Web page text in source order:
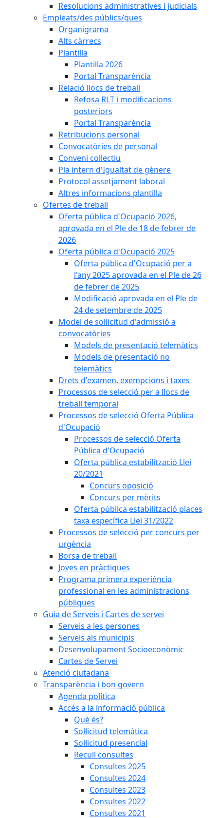
Resolucions administratives i judicials
Empleats/des públics/ques
Organigrama
Alts càrrecs
Plantilla
Plantilla 2026
Portal Transparència
Relació llocs de treball
Refosa RLT i modificacions
posteriors
Portal Transparència
Retribucions personal
Convocatòries de personal
Conveni col·lectiu
Pla intern d'Igualtat de gènere
Protocol assetjament laboral
Altres informacions plantilla
Ofertes de treball
Oferta pública d'Ocupació 2026,
aprovada en el Ple de 18 de febrer de
2026
Oferta pública d'Ocupació 2025
Oferta pública d'Ocupació per a
l'any 2025 aprovada en el Ple de 26
de febrer de 2025
Modificació aprovada en el Ple de
24 de setembre de 2025
Model de sol·licitud d'admissió a
convocatòries
Models de presentació telemàtics
Models de presentació no
telemàtics
Drets d'examen, exempcions i taxes
Processos de selecció per a llocs de
treball temporal
Processos de selecció Oferta Pública
d'Ocupació
Processos de selecció Oferta
Pública d'Ocupació
Oferta pública estabilització Llei
20/2021
Concurs oposició
Concurs per mèrits
Oferta pública estabilització places
taxa específica Llei 31/2022
Processos de selecció per concurs per
urgència
Borsa de treball
Joves en pràctiques
Programa primera experiència
professional en les administracions
públiques
Guia de Serveis i Cartes de servei
Serveis a les persones
Serveis als municipis
Desenvolupament Socioeconòmic
Cartes de Servei
Atenció ciutadana
Transparència i bon govern
Agenda política
Accés a la informació pública
Què és?
Sol·licitud telemàtica
Sol·licitud presencial
Recull consultes
Consultes 2025
Consultes 2024
Consultes 2023
Consultes 2022
Consultes 2021